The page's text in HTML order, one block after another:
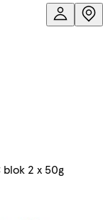
2 x 50g